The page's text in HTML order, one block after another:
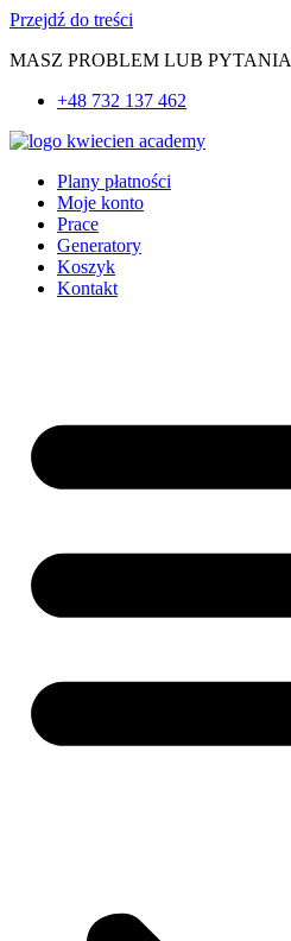
Przejdź do treści
MASZ PROBLEM LUB PYTANIA
+48 732 137 462
Plany płatności
Moje konto
Prace
Generatory
Koszyk
Kontakt